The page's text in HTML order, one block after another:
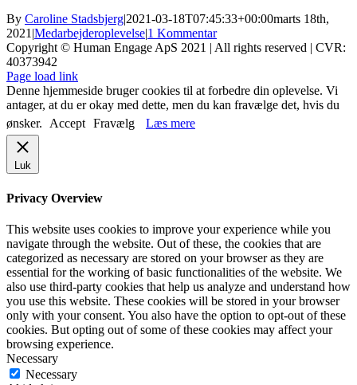
By Caroline Stadsbjerg|2021-03-18T07:45:33+00:00marts 18th,
2021|Medarbejderoplevelse|1 Kommentar
Copyright © Human Engage ApS 2021 | All rights reserved | CVR:
40373942
Page load link
Denne hjemmeside bruger cookies til at forbedre din oplevelse. Vi
antager, at du er okay med dette, men du kan fravælge det, hvis du
ønsker. Accept Fravælg Læs mere
Luk
Privacy Overview
This website uses cookies to improve your experience while you
navigate through the website. Out of these, the cookies that are
categorized as necessary are stored on your browser as they are
essential for the working of basic functionalities of the website. We
also use third-party cookies that help us analyze and understand how
you use this website. These cookies will be stored in your browser
only with your consent. You also have the option to opt-out of these
cookies. But opting out of some of these cookies may affect your
browsing experience.
Necessary
Necessary